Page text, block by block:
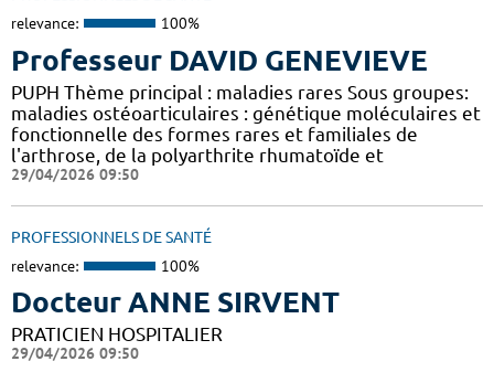
relevance: 100%
Professeur DAVID GENEVIEVE
PUPH Thème principal : maladies rares Sous groupes:
maladies ostéoarticulaires : génétique moléculaires et
fonctionnelle des formes rares et familiales de
l'arthrose, de la polyarthrite rhumatoïde et
29/04/2026 09:50
PROFESSIONNELS DE SANTÉ
relevance: 100%
Docteur ANNE SIRVENT
PRATICIEN HOSPITALIER
29/04/2026 09:50